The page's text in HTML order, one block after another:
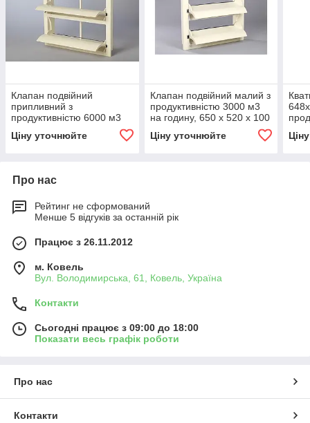
Клапан подвійний
припливний з
продуктивністю 6000 м3
мм
Ціну уточнюйте
Клапан подвійний малий з
продуктивністю 3000 м3
на годину, 650 x 520 x 100
Ціну уточнюйте
Про нас
Рейтинг не сформований
Менше 5 відгуків за останній рік
Працює з 26.11.2012
м. Ковель
Вул. Володимирська, 61, Ковель, Україна
Контакти
Сьогодні працює з 09:00 до 18:00
Показати весь графік роботи
Про нас
Контакти